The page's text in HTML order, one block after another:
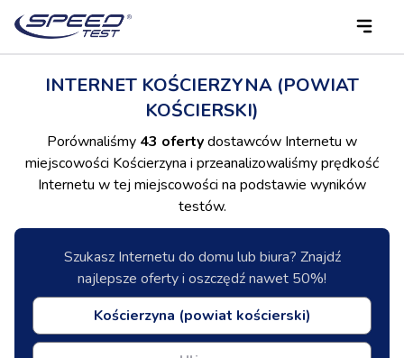
INTERNET KOŚCIERZYNA (POWIAT
KOŚCIERSKI)
Porównaliśmy 43 ofertydostawców Internetu w
miejscowości Kościerzyna i przeanalizowaliśmy prędkość
Internetu w tej miejscowości na podstawie wyników
testów.
Szukasz Internetu do domu lub biura? Znajdź
najlepsze oferty i oszczędź nawet 50%!